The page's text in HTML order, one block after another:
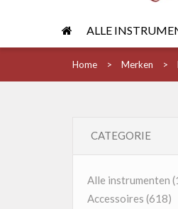
ALLE
Home Merken
CATEGORIE
Alle instrumenten
Accessoires (618)